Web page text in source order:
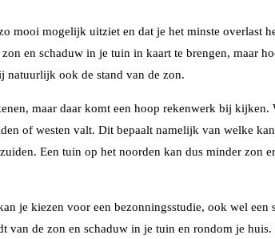
mooi mogelijk uitziet en dat je het minste
en schaduw in je tuin in kaart te brengen, maar
natuurlijk ook de stand van de zon.
maar daar komt een hoop rekenwerk bij
of westen valt. Dit bepaalt namelijk van welke
Een tuin op het noorden kan dus minder
je kiezen voor een ­­­­­­­­bezonningsstudie, ook wel
de zon en schaduw in je tuin en rondom je